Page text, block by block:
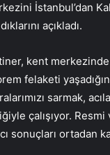
İstanbul’dan
açıkladı.
kent
felaketi
sarmak,
çalışıyor.
sonuçları ortadan